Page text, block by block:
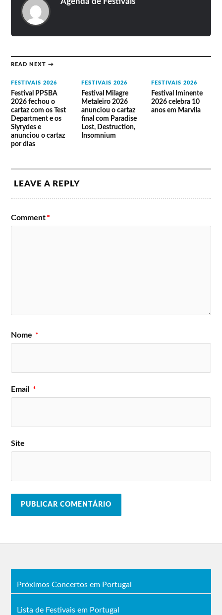
Cocaine Piss (Bel)
Nuha Ruby Ra (Uk)
Angelica Salvi (Esp)
B Fachada
Conferência Inferno
Yakuza
Festival Basqueiral 2020 (cancelado)
Orteum
READ NEXT →
FESTIVAIS 2026
Festival PPSBA
2026 fechou o
cartaz com os Test
Department e os
Slyrydes e
anunciou o cartaz
por dias
FESTIVAIS 2026
Festival Milagre
Metaleiro 2026
anunciou o cartaz
final com Paradise
Lost, Destruction,
Insomnium
FESTIVAIS 2026
Festival Iminente
2026 celebra 10
anos em Marvila
LEAVE A REPLY
Comment*
Nome *
Email *
Site
Próximos Concertos em Portugal
Lista de Festivais em Portugal